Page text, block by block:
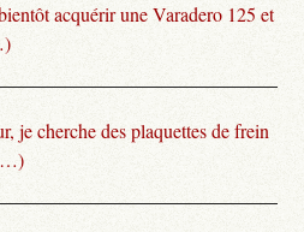
acquérir une Varadero 125 et
je cherche des plaquettes de frein